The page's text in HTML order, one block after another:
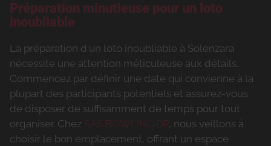
Préparation minutieuse pour un loto
inoubliable
La préparation d'un loto inoubliable à Solenzara
nécessite une attention méticuleuse aux détails.
Commencez par définir une date qui convienne à la
plupart des participants potentiels et assurez-vous
de disposer de suffisamment de temps pour tout
organiser. Chez SAS BOWLING.DP, nous veillons à
choisir le bon emplacement, offrant un espace